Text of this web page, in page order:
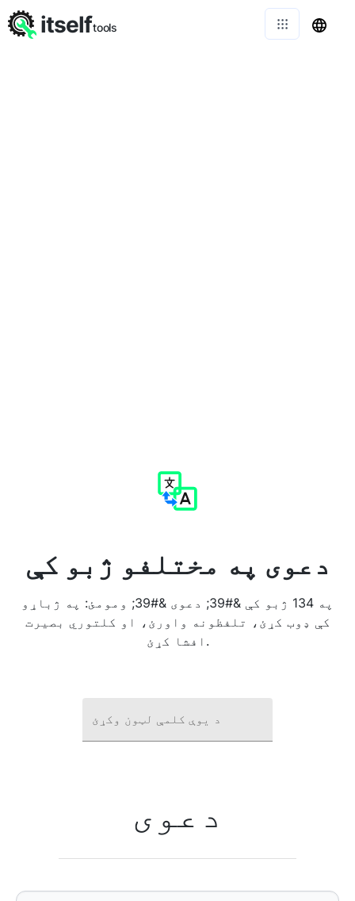
دعوی په مختلفو ژبو کې
په 134 ژبو کې &#39; دعوی &#39; ومومئ: په ژباړو
کې ډوب کړئ، تلفظونه واورئ، او کلتوري بصیرت
افشا کړئ.
د یوې کلمې لټون وکړئ
دعوی
itselftools